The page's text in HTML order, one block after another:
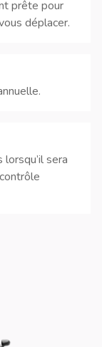
prête pour
déplacer.
sera